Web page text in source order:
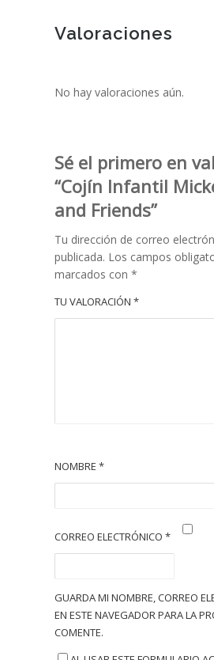
Valoraciones
No hay valoraciones aún.
Sé el primero en
“Cojín Infantil
and Friends”
Tu dirección de correo
publicada. Los campos
marcados con*
TU VALORACIÓN*
NOMBRE*
CORREO ELECTRÓNICO*
GUARDA MI NOMBRE, CORREO
EN ESTE NAVEGADOR PARA LA
COMENTE.